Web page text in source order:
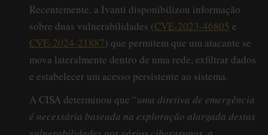
Recentemente, a Ivanti disponibilizou informação
sobre duas vulnerabilidades (CVE-2023-46805 e
CVE-2024-21887) que permitem que um atacante se
mova lateralmente dentro de uma rede, exfiltrar dados
e estabelecer um acesso persistente ao sistema.
A CISA determinou que “uma diretiva de emergência
é necessária baseada na exploração alargada destas